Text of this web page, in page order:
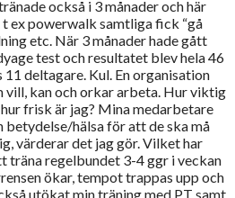
också i 3 månader och här
ex powerwalk samtliga fick “gå
etc. När 3 månader hade gått
test och resultatet blev hela 46
deltagare. Kul. En organisation
vill, kan och orkar arbeta. Hur viktig
frisk är jag? Mina medarbetare
betydelse/hälsa för att de ska må
värderar det jag gör. Vilket har
regelbundet 3-4 ggr i veckan
ökar, tempot trappas upp och
utökat min träning med PT samt